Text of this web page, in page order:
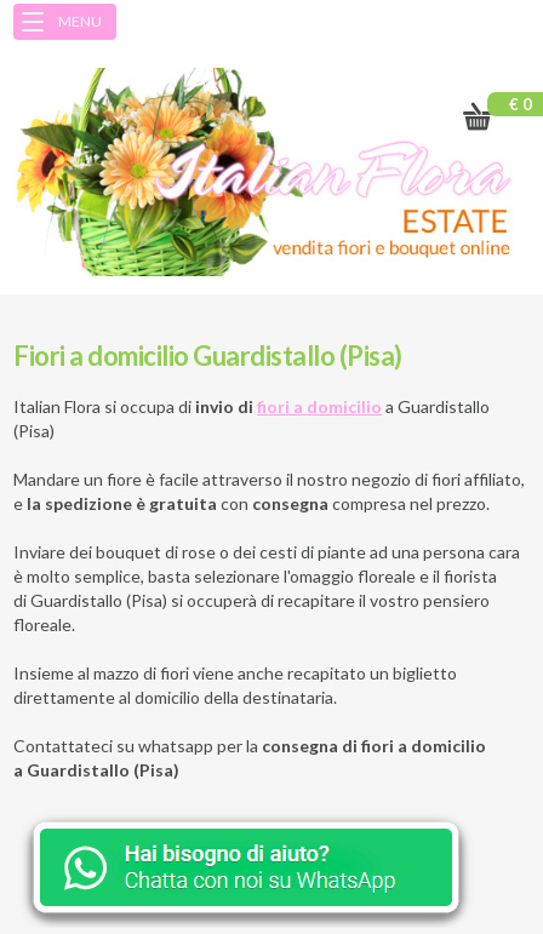
MENU
€ 0
Fiori a domicilio Guardistallo (Pisa)
Italian Flora si occupa di invio difiori a domicilio a Guardistallo
(Pisa)
Mandare un fiore è facile attraverso il nostro negozio di fiori affiliato,
e la spedizione è gratuita con consegna compresa nel prezzo.
Inviare dei bouquet di rose o dei cesti di piante ad una persona cara
è molto semplice, basta selezionare l'omaggio floreale e il fiorista
di Guardistallo (Pisa) si occuperà di recapitare il vostro pensiero
floreale.
Insieme al mazzo di fiori viene anche recapitato un biglietto
direttamente al domicilio della destinataria.
Contattateci su whatsapp per la consegna di fiori a domicilio
a Guardistallo (Pisa)